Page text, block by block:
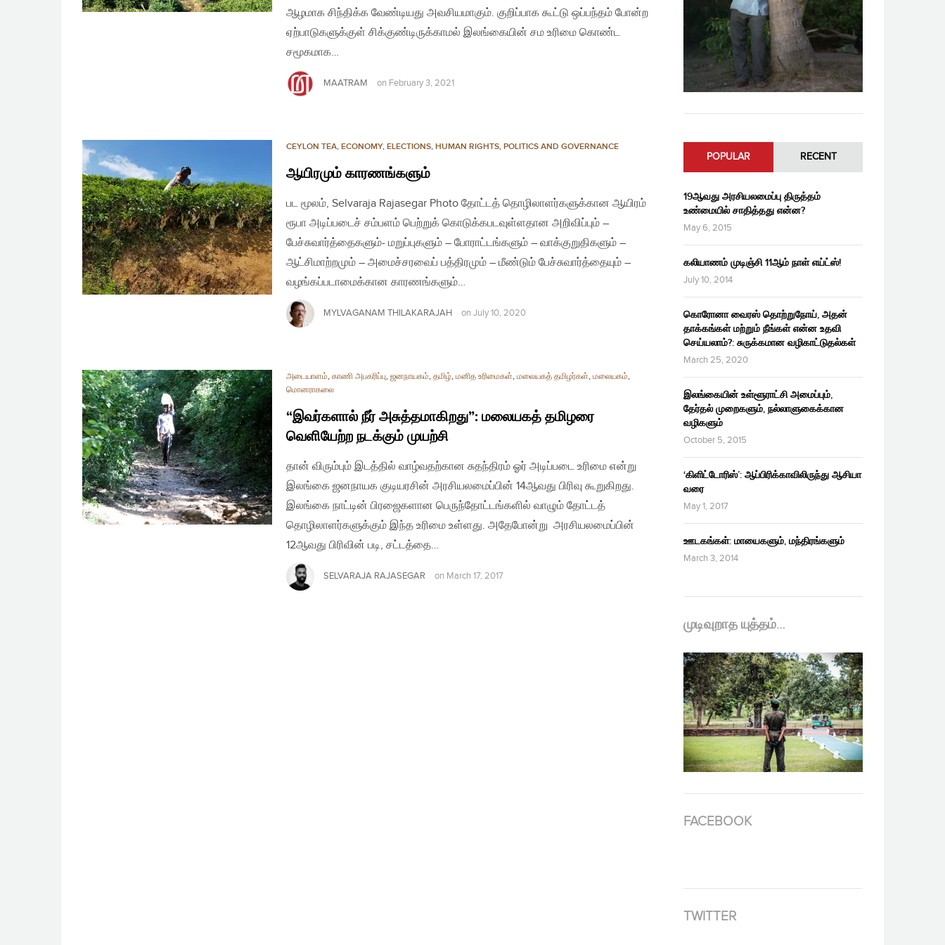
ஆழமாக சிந்திக்க வேண்டியது அவசியமாகும். குறிப்பாக கூட்டு ஒப்பந்தம் போன்ற
ஏற்பாடுகளுக்குள் சிக்குண்டிருக்காமல் இலங்கையின் சம உரிமை கொண்ட
சமூகமாக…
MAATRAM on February 3, 2021
CEYLON TEA, ECONOMY, ELECTIONS, HUMAN RIGHTS, POLITICS AND GOVERNANCE
ஆயிரமும் காரணங்களும்
பட மூலம், Selvaraja Rajasegar Photo தோட்டத் தொழிலாளர்களுக்கான ஆயிரம்
ரூபா அடிப்படைச் சம்பளம் பெற்றுக் கொடுக்கபடவுள்ளதான அறிவிப்பும் –
பேச்சுவார்த்தைகளும்- மறுப்புகளும் – போராட்டங்களும் – வாக்குறுதிகளும் –
ஆட்சிமாற்றமும் – அமைச்சரவைப் பத்திரமும் – மீண்டும் பேச்சுவார்த்தையும் –
வழங்கப்படாமைக்கான காரணங்களும்…
MYLVAGANAM THILAKARAJAH on July 10, 2020
அடையாளம், காணி அபகரிப்பு, ஜனநாயகம், தமிழ், மனித உரிமைகள், மலையகத் தமிழர்கள், மலையகம்,
மொனராகலை
“இவர்களால் நீர் அசுத்தமாகிறது”: மலையகத் தமிழரை
வெளியேற்ற நடக்கும் முயற்சி
தான் விரும்பும் இடத்தில் வாழ்வதற்கான சுதந்திரம் ஓர் அடிப்படை உரிமை என்று
இலங்கை ஜனநாயக குடியரசின் அரசியலமைப்பின் 14ஆவது பிரிவு கூறுகிறது.
இலங்கை நாட்டின் பிரஜைகளான பெருந்தோட்டங்களில் வாழும் தோட்டத்
தொழிலாளர்களுக்கும் இந்த உரிமை உள்ளது. அதேபோன்று அரசியலமைப்பின்
12ஆவது பிரிவின் படி, சட்டத்தை…
SELVARAJA RAJASEGAR on March 17, 2017
POPULAR RECENT
19ஆவது அரசியலமைப்பு திருத்தம்
உண்மையில் சாதித்தது என்ன?
May 6, 2015
கலியாணம் முடிஞ்சி 11ஆம் நாள் எய்ட்ஸ்!
July 10, 2014
கொரோனா வைரஸ் தொற்றுநோய், அதன்
தாக்கங்கள் மற்றும் நீங்கள் என்ன உதவி
செய்யலாம்?: சுருக்கமான வழிகாட்டுதல்கள்
March 25, 2020
இலங்கையின் உள்ளூராட்சி அமைப்பும்,
தேர்தல் முறைகளும், நல்லாளுகைக்கான
வழிகளும்
October 5, 2015
‘கிளிட்டோரிஸ்’: ஆப்பிரிக்காவிலிருந்து ஆசியா
வரை
May 1, 2017
ஊடகங்கள்: மாயைகளும், மந்திரங்களும்
March 3, 2014
முடிவுறாத யுத்தம்…
FACEBOOK
TWITTER